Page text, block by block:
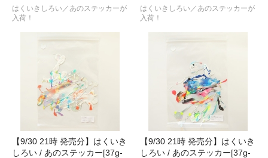
はくいきしろい／あのステッカーが
入荷！
はくいきしろい／あのステッカーが
入荷！
【9/30 21時 発売分】はくいき
しろい / あのステッカー[37g-
【9/30 21時 発売分】はくいき
しろい / あのステッカー[37g-